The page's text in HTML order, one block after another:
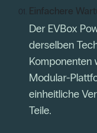
Einfachere
Der EVBox
derselben
Komponenten
Modular-
einheitliche
Teile.